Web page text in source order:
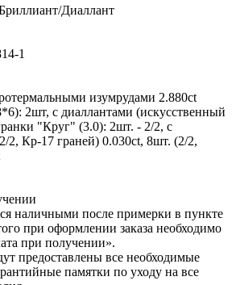
Диаллант
1
изумрудами 2.880ct
2шт, с диаллантами (искусственный
"Круг" (3.0): 2шт. - 2/2, с
2, Кр-17 граней) 0.030ct, 8шт. (2/2,
наличными после примерки в пункте
при оформлении заказа необходимо
при получении».
предоставлены все необходимые
памятки по уходу на все